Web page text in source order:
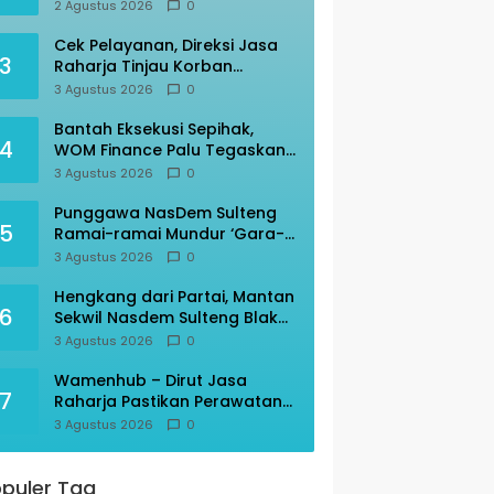
2 Agustus 2026 0
3
Cek Pelayanan, Direksi Jasa
Raharja Tinjau Korban
Kebakaran KM Mutiara
3 Agustus 2026 0
Bantah Eksekusi Sepihak,
WOM Finance Palu Tegaskan
Sesuai Prosedur
3 Agustus 2026 0
Punggawa NasDem Sulteng
Ramai-ramai Mundur ‘Gara-
gara’ AAC
3 Agustus 2026 0
Hengkang dari Partai, Mantan
Sekwil Nasdem Sulteng Blak-
blakan
3 Agustus 2026 0
7
Wamenhub – Dirut Jasa
Raharja Pastikan Perawatan
Korban KM Mutiara Sentosa
3 Agustus 2026 0
Tag